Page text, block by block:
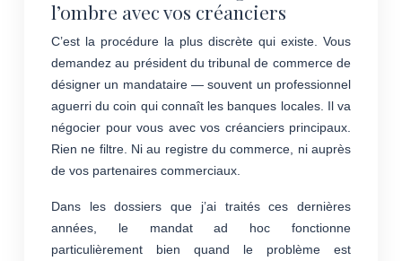
l’ombre avec vos créanciers
C’est la procédure la plus discrète qui existe. Vous
demandez au président du tribunal de commerce de
désigner un mandataire — souvent un professionnel
aguerri du coin qui connaît les banques locales. Il va
négocier pour vous avec vos créanciers principaux.
Rien ne filtre. Ni au registre du commerce, ni auprès
de vos partenaires commerciaux.
Dans les dossiers que j’ai traités ces dernières
années, le mandat ad hoc fonctionne
particulièrement bien quand le problème est